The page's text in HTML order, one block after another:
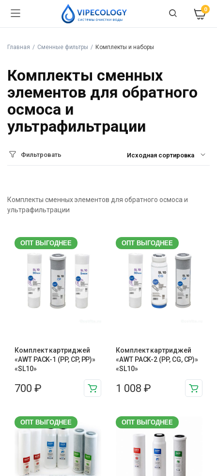
0
Главная Сменные фильтры Комплекты и наборы
Комплекты сменных
элементов для обратного
осмоса и
ультрафильтрации
Фильтровать
Комплекты сменных элементов для обратного осмоса и
ультрафильтрации
ОПТ ВЫГОДНЕЕ
Комплект картриджей
«AWT PACK-1 (PP, CP, PP)»
«SL10»
700 ₽
ОПТ ВЫГОДНЕЕ
Комплект картриджей
«AWT PACK-2 (PP, CG, CP)»
«SL10»
1 008 ₽
ОПТ ВЫГОДНЕЕ ОПТ ВЫГОДНЕЕ